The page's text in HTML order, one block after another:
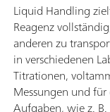
Liquid Handling
Reagenz
anderen zu
in verschiedenen
Titrationen,
Messungen und
Aufgaben, wie z.